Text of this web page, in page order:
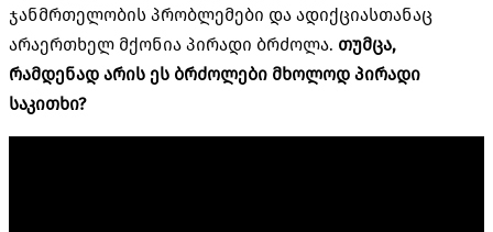
ჯანმრთელობის პრობლემები და ადიქციასთანაც
არაერთხელ მქონია პირადი ბრძოლა. თუმცა,
რამდენად არის ეს ბრძოლები მხოლოდ პირადი
საკითხი?